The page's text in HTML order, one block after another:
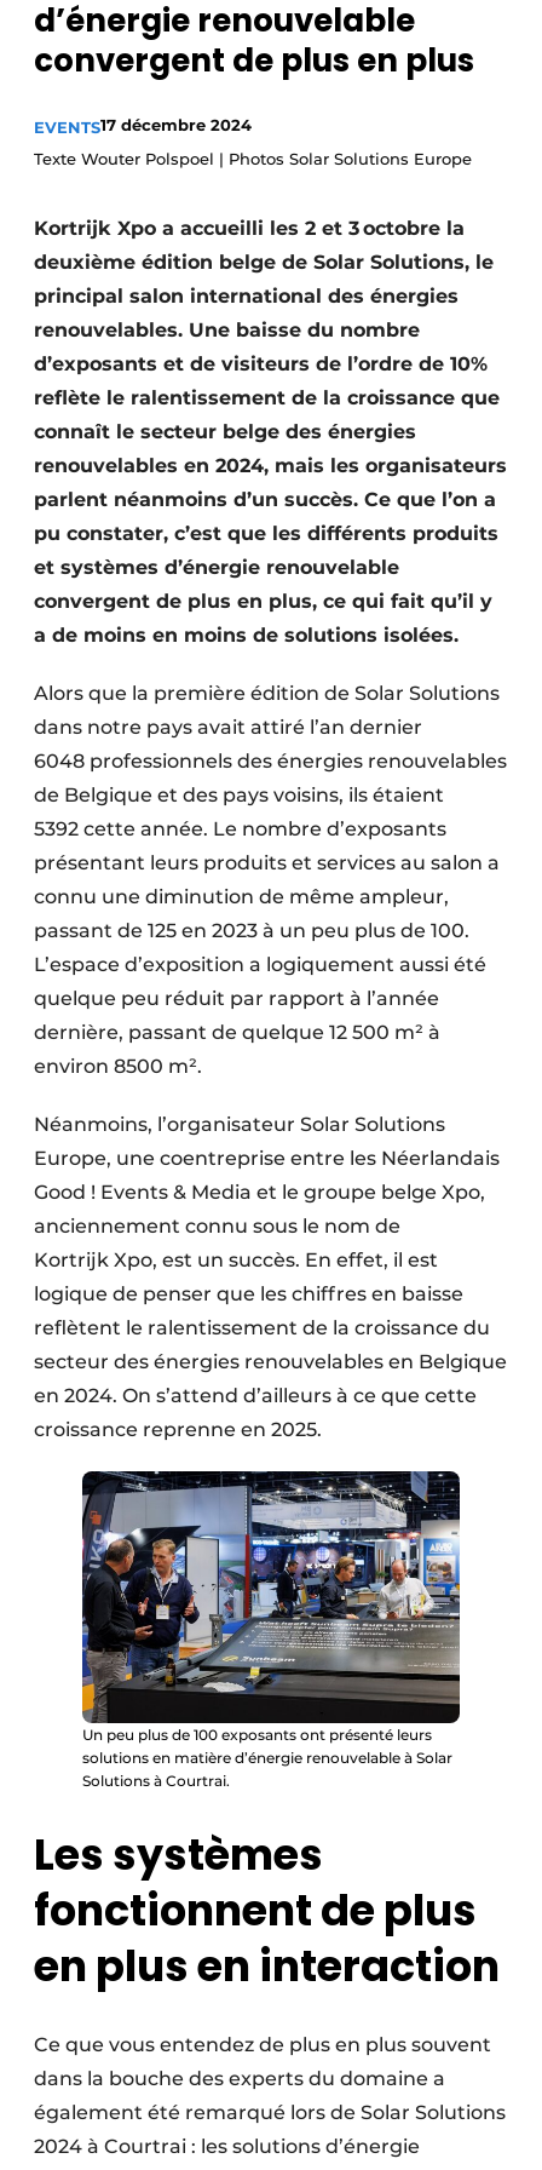
S’inscrire à l’événement
S’inscrire
Video’s
d’énergie renouvelable
convergent de plus en plus
EVENTS17 décembre 2024
Texte Wouter Polspoel | Photos Solar Solutions Europe
Kortrijk Xpo a accueilli les 2 et 3 octobre la
deuxième édition belge de Solar Solutions, le
principal salon international des énergies
renouvelables. Une baisse du nombre
d’exposants et de visiteurs de l’ordre de 10%
reflète le ralentissement de la croissance que
connaît le secteur belge des énergies
renouvelables en 2024, mais les organisateurs
parlent néanmoins d’un succès. Ce que l’on a
pu constater, c’est que les différents produits
et systèmes d’énergie renouvelable
convergent de plus en plus, ce qui fait qu’il y
a de moins en moins de solutions isolées.
Alors que la première édition de Solar Solutions
dans notre pays avait attiré l’an dernier
6048 professionnels des énergies renouvelables
de Belgique et des pays voisins, ils étaient
5392 cette année. Le nombre d’exposants
présentant leurs produits et services au salon a
connu une diminution de même ampleur,
passant de 125 en 2023 à un peu plus de 100.
L’espace d’exposition a logiquement aussi été
quelque peu réduit par rapport à l’année
dernière, passant de quelque 12 500 m² à
environ 8500 m².
Néanmoins, l’organisateur Solar Solutions
Europe, une coentreprise entre les Néerlandais
Good ! Events & Media et le groupe belge Xpo,
anciennement connu sous le nom de
Kortrijk Xpo, est un succès. En effet, il est
logique de penser que les chiffres en baisse
reflètent le ralentissement de la croissance du
secteur des énergies renouvelables en Belgique
en 2024. On s’attend d’ailleurs à ce que cette
croissance reprenne en 2025.
Un peu plus de 100 exposants ont présenté leurs
solutions en matière d’énergie renouvelable à Solar
Solutions à Courtrai.
Les systèmes
fonctionnent de plus
en plus en interaction
Ce que vous entendez de plus en plus souvent
dans la bouche des experts du domaine a
également été remarqué lors de Solar Solutions
2024 à Courtrai : les solutions d’énergie